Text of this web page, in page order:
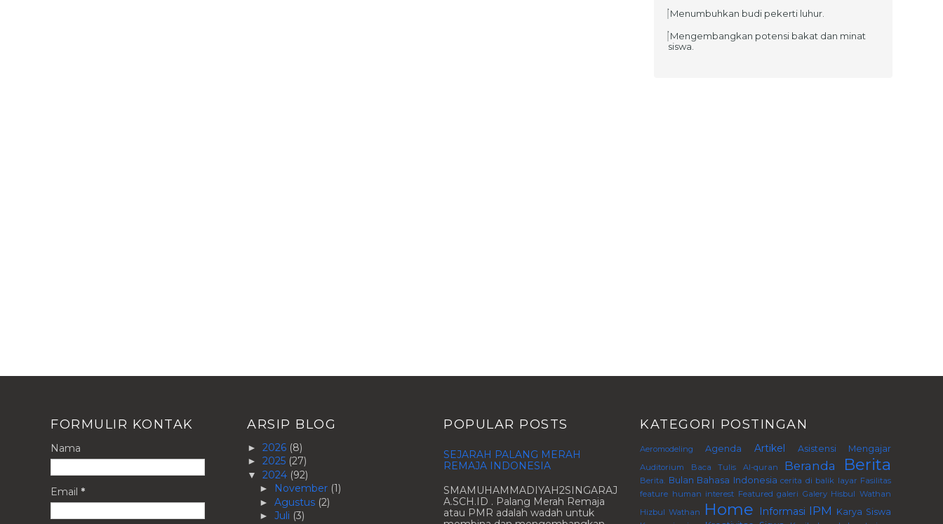
Menumbuhkan budi pekerti luhur.
Mengembangkan potensi bakat dan minat
siswa.
FORMULIR KONTAK
Nama
Email *
ARSIP BLOG
► 2026 (8)
► 2025 (27)
▼ 2024 (92)
► November (1)
► Agustus (2)
► Juli (3)
POPULAR POSTS
SEJARAH PALANG MERAH
REMAJA INDONESIA
SMAMUHAMMADIYAH2SINGARAJ
A.SCH.ID . Palang Merah Remaja
atau PMR adalah wadah untuk
KATEGORI POSTINGAN
Aeromodeling Agenda Artikel Asistensi Mengajar
Auditorium Baca Tulis Al-quran Beranda Berita
Berita. Bulan Bahasa Indonesia cerita di balik layar Fasilitas
feature human interest Featured galeri Galery Hisbul Wathan
Hizbul Wathan
Home Informasi IPM Karya Siswa